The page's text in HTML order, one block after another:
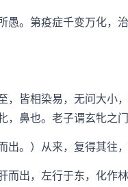
。第疫症千变万化，
皆相染易，无问大小
鼻也。老子谓玄牝之门
。）从来，复得其往，
出，左行于东，化作林